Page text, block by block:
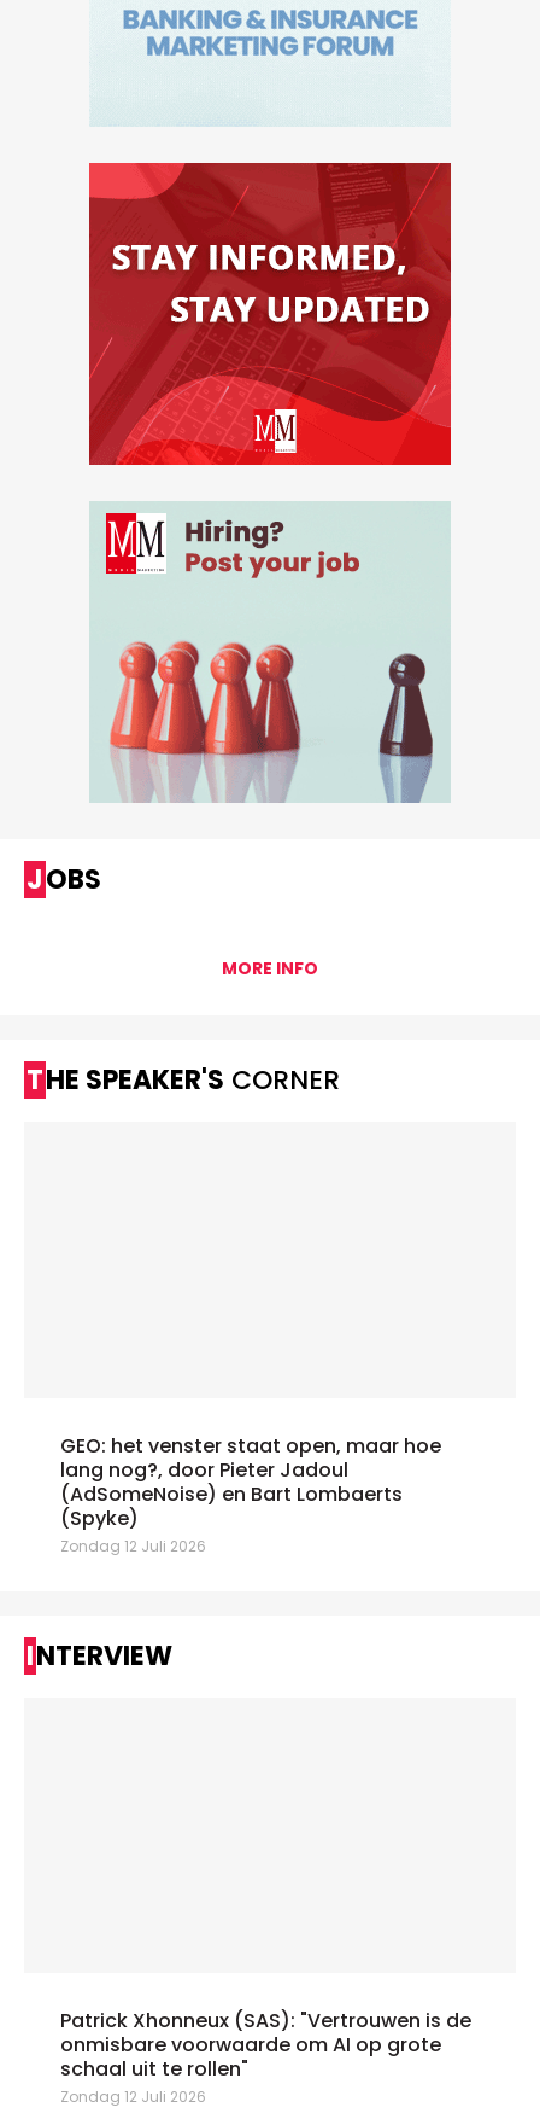
JOBS
MORE INFO
THE SPEAKER'S CORNER
GEO: het venster staat open, maar hoe
lang nog?, door Pieter Jadoul
(AdSomeNoise) en Bart Lombaerts
(Spyke)
Zondag 12 Juli 2026
INTERVIEW
Patrick Xhonneux (SAS): "Vertrouwen is de
onmisbare voorwaarde om AI op grote
schaal uit te rollen"
Zondag 12 Juli 2026